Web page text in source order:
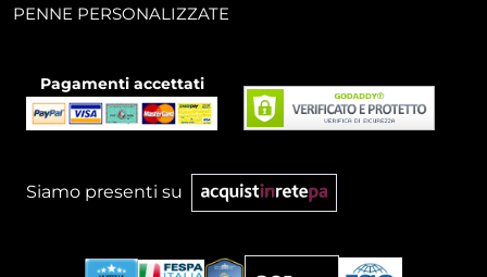
PENNE PERSONALIZZATE
Pagamenti accettati
Siamo presenti su